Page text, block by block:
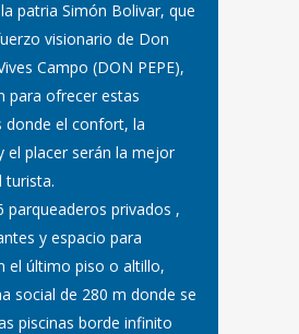
patria Simón Bolivar, que
visionario de Don
Campo (DON PEPE),
para ofrecer estas
donde el confort, la
el placer serán la mejor
turista.
parqueaderos privados ,
y espacio para
el último piso o altillo,
social de 280 m donde se
piscinas borde infinito